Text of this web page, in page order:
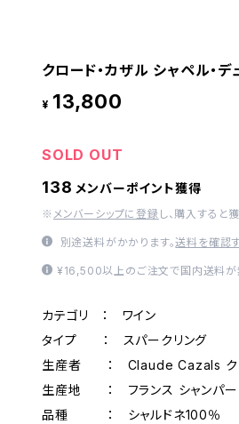
クロード・カザル シャペル・
¥ 13,800
SOLD OUT
138 メンバーポイント獲得
※ メンバーシップに登録 し、購入すると
別途送料がかかります。送料を確認
¥16,500以上のご注文で国内送料が
カテゴリ ： ワイン
タイプ ： スパークリング
生産者 ： Claude Cazals クロ
生産地 ： フランス シャンパー
品種 ： シャルドネ100％